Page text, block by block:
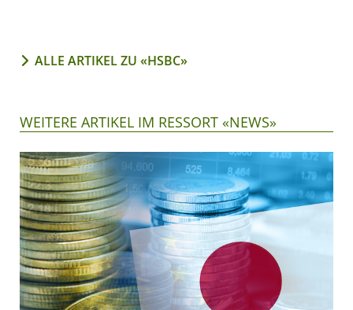
ALLE ARTIKEL ZU «HSBC»
WEITERE ARTIKEL IM RESSORT «NEWS»